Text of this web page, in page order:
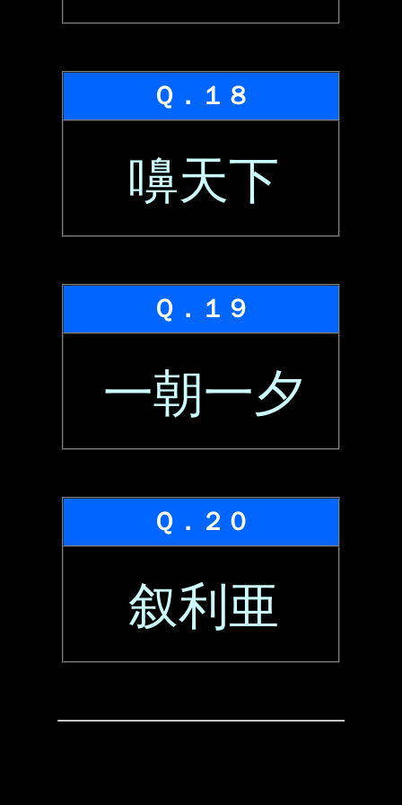
Ｑ．１８
嚊天下
Ｑ．１９
一朝一夕
Ｑ．２０
叙利亜